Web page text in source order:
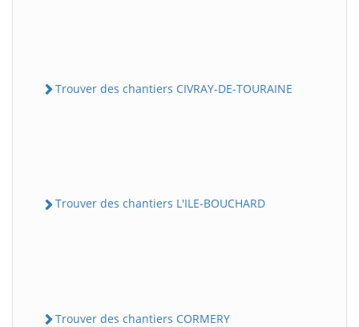
Trouver des chantiers CIVRAY-DE-TOURAINE
Trouver des chantiers L'ILE-BOUCHARD
Trouver des chantiers CORMERY